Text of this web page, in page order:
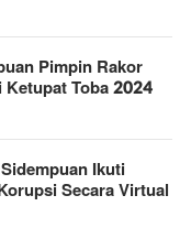
Pimpin Rakor
Toba 2024
Ikuti
Secara Virtual